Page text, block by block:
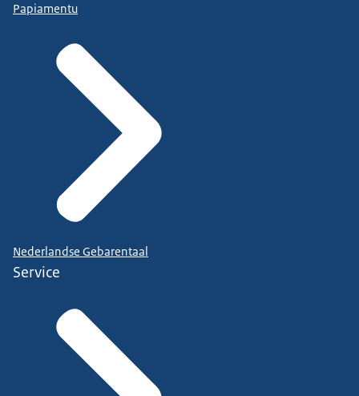
Papiamentu
Nederlandse Gebarentaal
Service